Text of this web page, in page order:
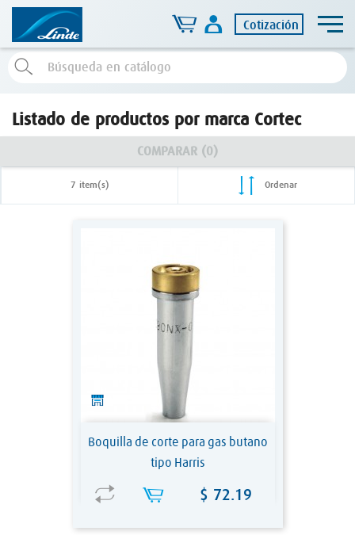
Cotización
Listado de productos por marca Cortec
COMPARAR (0)
7 item(s) Ordenar
Boquilla de corte para gas butano
tipo Harris
$ 72.19
Precio